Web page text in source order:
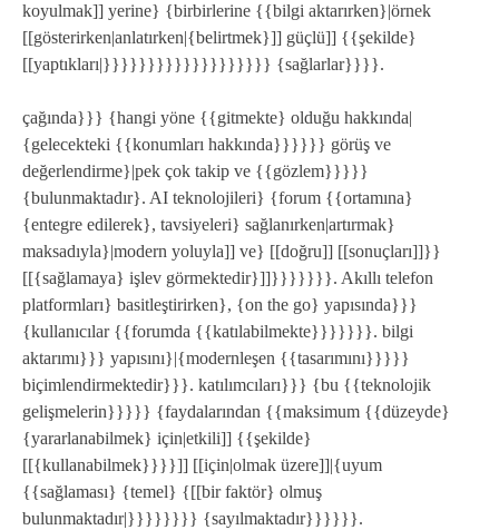
koyulmak]] yerine} {birbirlerine {{bilgi aktarırken}|örnek
[[gösterirken|anlatırken|{belirtmek}]] güçlü]] {{şekilde}
[[yaptıkları|}}}}}}}}}}}}}}}}}}} {sağlarlar}}}}.
çağında}}} {hangi yöne {{gitmekte} olduğu hakkında|
{gelecekteki {{konumları hakkında}}}}}} görüş ve
değerlendirme}|pek çok takip ve {{gözlem}}}}}
{bulunmaktadır}. AI teknolojileri} {forum {{ortamına}
{entegre edilerek}, tavsiyeleri} sağlanırken|artırmak}
maksadıyla}|modern yoluyla]] ve} [[doğru]] [[sonuçları]]}}
[[{sağlamaya} işlev görmektedir}]]}}}}}}}. Akıllı telefon
platformları} basitleştirirken}, {on the go} yapısında}}}
{kullanıcılar {{forumda {{katılabilmekte}}}}}}}. bilgi
aktarımı}}} yapısını}|{modernleşen {{tasarımını}}}}}
biçimlendirmektedir}}}. katılımcıları}}} {bu {{teknolojik
gelişmelerin}}}}} {faydalarından {{maksimum {{düzeyde}
{yararlanabilmek} için|etkili]] {{şekilde}
[[{kullanabilmek}}}}]] [[için|olmak üzere]]|{uyum
{{sağlaması} {temel} {[[bir faktör} olmuş
bulunmaktadır|}}}}}}}} {sayılmaktadır}}}}}}.